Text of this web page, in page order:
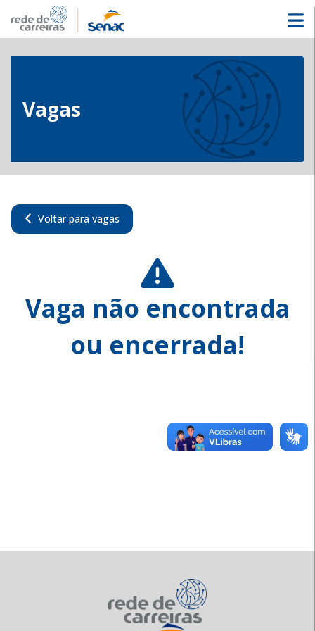
Vagas
Voltar para vagas
Vaga não encontrada
ou encerrada!